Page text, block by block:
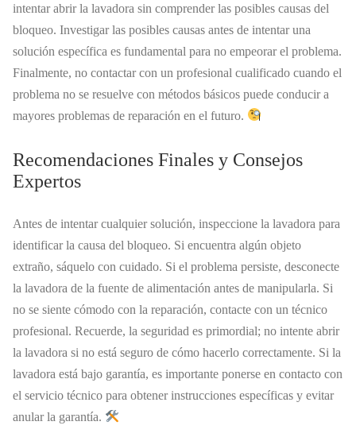
intentar abrir la lavadora sin comprender las posibles causas del
bloqueo. Investigar las posibles causas antes de intentar una
solución específica es fundamental para no empeorar el problema.
Finalmente, no contactar con un profesional cualificado cuando el
problema no se resuelve con métodos básicos puede conducir a
mayores problemas de reparación en el futuro.
Recomendaciones Finales y Consejos
Expertos
Antes de intentar cualquier solución, inspeccione la lavadora para
identificar la causa del bloqueo. Si encuentra algún objeto
extraño, sáquelo con cuidado. Si el problema persiste, desconecte
la lavadora de la fuente de alimentación antes de manipularla. Si
no se siente cómodo con la reparación, contacte con un técnico
profesional. Recuerde, la seguridad es primordial; no intente abrir
la lavadora si no está seguro de cómo hacerlo correctamente. Si la
lavadora está bajo garantía, es importante ponerse en contacto con
el servicio técnico para obtener instrucciones específicas y evitar
anular la garantía.